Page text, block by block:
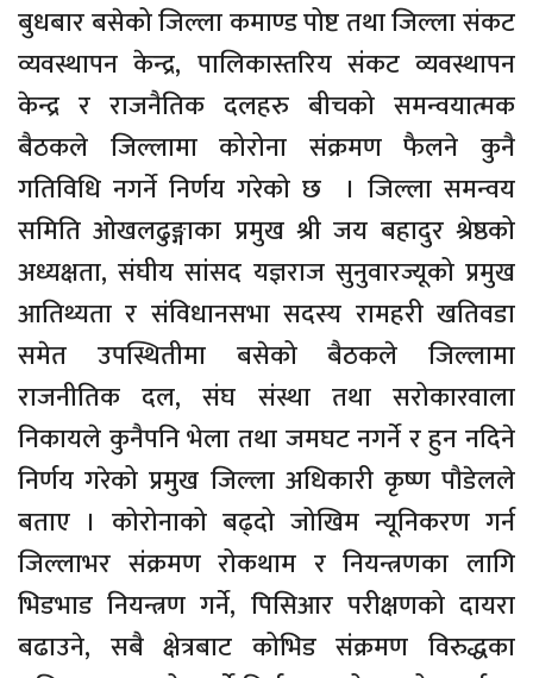
बुधबार बसेको जिल्ला कमाण्ड पोष्ट तथा जिल्ला संकट
व्यवस्थापन केन्द्र, पालिकास्तरिय संकट व्यवस्थापन
केन्द्र र राजनैतिक दलहरु बीचको समन्वयात्मक
बैठकले जिल्लामा कोरोना संक्रमण फैलने कुनै
गतिविधि नगर्ने निर्णय गरेको छ । जिल्ला समन्वय
समिति ओखलढुङ्गाका प्रमुख श्री जय बहादुर श्रेष्ठको
अध्यक्षता, संघीय सांसद यज्ञराज सुनुवारज्यूको प्रमुख
आतिथ्यता र संविधानसभा सदस्य रामहरी खतिवडा
समेत उपस्थितीमा बसेको बैठकले जिल्लामा
राजनीतिक दल, संघ संस्था तथा सरोकारवाला
निकायले कुनैपनि भेला तथा जमघट नगर्ने र हुन नदिने
निर्णय गरेको प्रमुख जिल्ला अधिकारी कृष्ण पौडेलले
बताए । कोरोनाको बढ्दो जोखिम न्यूनिकरण गर्न
जिल्लाभर संक्रमण रोकथाम र नियन्त्रणका लागि
भिडभाड नियन्त्रण गर्ने, पिसिआर परीक्षणको दायरा
बढाउने, सबै क्षेत्रबाट कोभिड संक्रमण विरुद्धका